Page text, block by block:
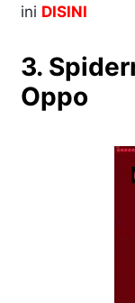
ini DISINI
3.
Oppo